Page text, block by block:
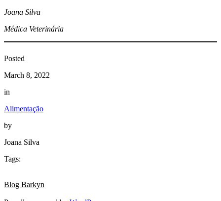
Joana Silva
Médica Veterinária
Posted
March 8, 2022
in
Alimentação
by
Joana Silva
Tags:
Blog Barkyn